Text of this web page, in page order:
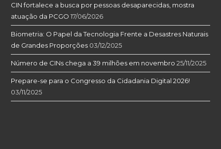
CIN fortalece a busca por pessoas desaparecidas, mostra
atuação da PCGO 17/06/2026
Biometria: O Papel da Tecnologia Frente a Desastres Naturais
de Grandes Proporções 03/12/2025
Número de CINs chega a 39 milhões em novembro 25/11/2025
Prepare-se para o Congresso da Cidadania Digital 2026!
03/11/2025